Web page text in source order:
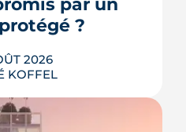
?
2026
KOFFEL